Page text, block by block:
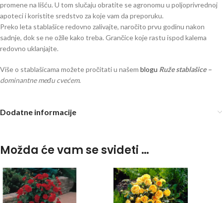
promene na lišću. U tom slučaju obratite se agronomu u poljoprivrednoj
apoteci i koristite sredstvo za koje vam da preporuku.
Preko leta stablašice redovno zalivajte, naročito prvu godinu nakon
sadnje, dok se ne ožile kako treba. Grančice koje rastu ispod kalema
redovno uklanjajte.
Više o stablašicama možete pročitati u našem blogu Ruže stablašice –
dominantne među cvećem.
Dodatne informacije
Možda će vam se svideti …